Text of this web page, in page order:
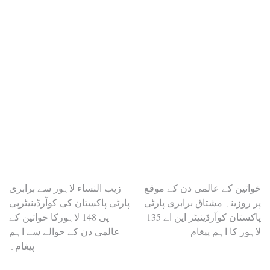
Post
navigation
زیب النساء لاہور سے برابری
پارٹی پاکستان کی کوآرڈینیٹرپی
پی 148 لاہورکا خواتین کے
عالمی دن کے حوالے سے اہم
پیغام۔
خواتین کے عالمی دن کے موقع
پر روزینہ مشتاق برابری پارٹی
پاکستان کوآرڈینیٹر این اے 135
لاہور کا اہم پیغام